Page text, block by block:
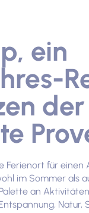
ein
Ferienort für einen
im Sommer als
an
Natur,